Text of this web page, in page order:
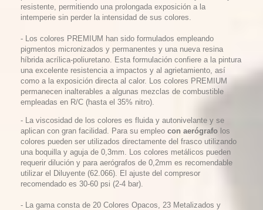
resistente, permitiendo una prolongada exposición a la
intemperie sin perder la intensidad de sus colores.
- Los colores PREMIUM han sido formulados empleando
pigmentos micronizados y permanentes y una nueva resina
híbrida acrílica-poliuretano. Esta formulación confiere a la pintura
una excelente resistencia a impactos y al agrietamiento, así
como a la exposición directa al calor. Los colores PREMIUM
permanecen inalterables a algunas mezclas de combustible
empleadas en R/C (hasta el 35% nitro).
- La viscosidad de los colores es fluida y autonivelante y se
aplican con gran facilidad. Para su empleo con aerógrafo los
colores pueden ser utilizados directamente del frasco utilizando
una boquilla y aguja de 0,3mm. Los colores metálicos pueden
requerir dilución y para aerógrafos de 0,2mm es recomendable
utilizar el Diluyente (62.066). El ajuste del compresor
recomendado es 30-60 psi (2-4 bar).
- La gama consta de 20 Colores Opacos, 23 Metalizados y